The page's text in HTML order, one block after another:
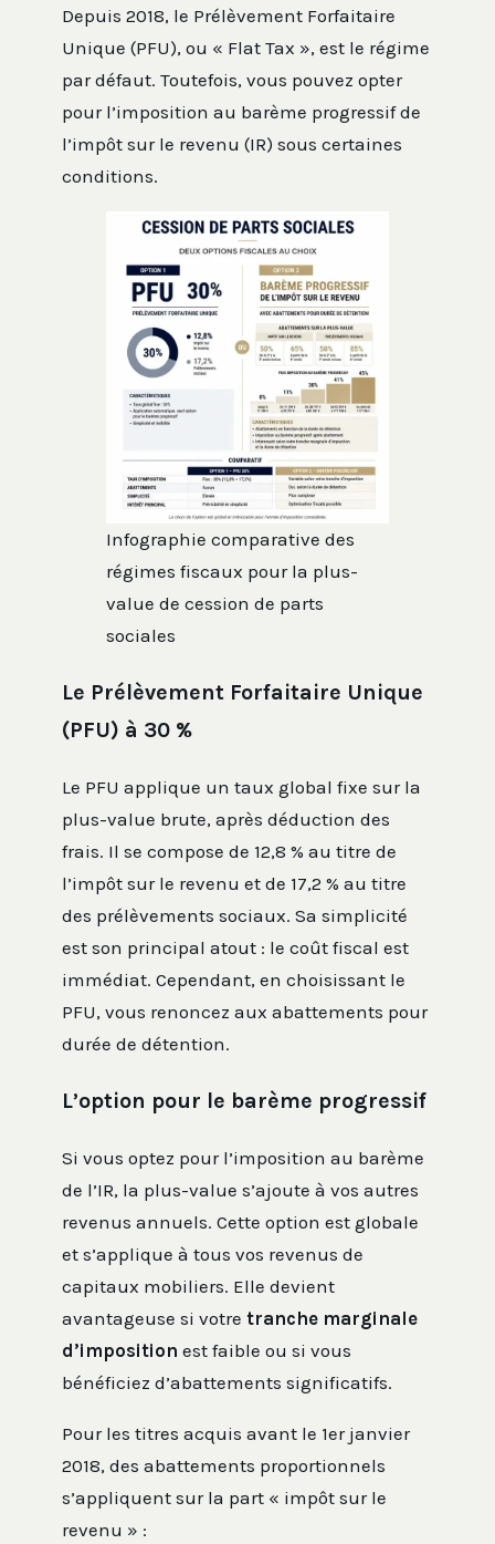
Depuis 2018, le Prélèvement Forfaitaire
Unique (PFU), ou « Flat Tax », est le régime
par défaut. Toutefois, vous pouvez opter
pour l’imposition au barème progressif de
l’impôt sur le revenu (IR) sous certaines
conditions.
Infographie comparative des
régimes fiscaux pour la plus-
value de cession de parts
sociales
Le Prélèvement Forfaitaire Unique
(PFU) à 30 %
Le PFU applique un taux global fixe sur la
plus-value brute, après déduction des
frais. Il se compose de 12,8 % au titre de
l’impôt sur le revenu et de 17,2 % au titre
des prélèvements sociaux. Sa simplicité
est son principal atout : le coût fiscal est
immédiat. Cependant, en choisissant le
PFU, vous renoncez aux abattements pour
durée de détention.
L’option pour le barème progressif
Si vous optez pour l’imposition au barème
de l’IR, la plus-value s’ajoute à vos autres
revenus annuels. Cette option est globale
et s’applique à tous vos revenus de
capitaux mobiliers. Elle devient
avantageuse si votre tranche marginale
d’imposition est faible ou si vous
bénéficiez d’abattements significatifs.
Pour les titres acquis avant le 1er janvier
2018, des abattements proportionnels
s’appliquent sur la part « impôt sur le
revenu » :